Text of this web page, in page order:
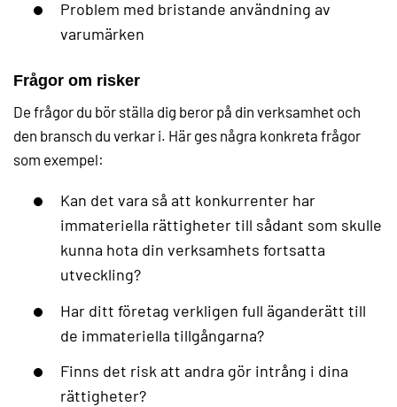
Problem med bristande användning av
varumärken
Frågor om risker
De frågor du bör ställa dig beror på din verksamhet och
den bransch du verkar i. Här ges några konkreta frågor
som exempel:
Kan det vara så att konkurrenter har
immateriella rättigheter till sådant som skulle
kunna hota din verksamhets fortsatta
utveckling?
Har ditt företag verkligen full äganderätt till
de immateriella tillgångarna?
Finns det risk att andra gör intrång i dina
rättigheter?